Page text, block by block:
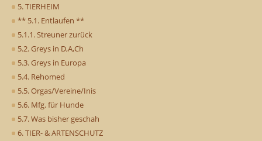
5. TIERHEIM
** 5.1. Entlaufen **
5.1.1. Streuner zurück
5.2. Greys in D,A,Ch
5.3. Greys in Europa
5.4. Rehomed
5.5. Orgas/Vereine/Inis
5.6. Mfg. für Hunde
5.7. Was bisher geschah
6. TIER- & ARTENSCHUTZ